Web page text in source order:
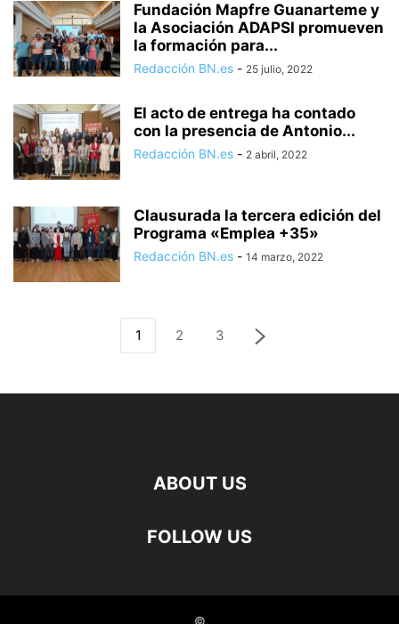
Fundación Mapfre Guanarteme y
la Asociación ADAPSI promueven
la formación para...
Redacción BN.es - 25 julio, 2022
El acto de entrega ha contado
con la presencia de Antonio...
Redacción BN.es - 2 abril, 2022
Clausurada la tercera edición del
Programa «Emplea +35»
Redacción BN.es - 14 marzo, 2022
1 2 3
ABOUT US
FOLLOW US
©